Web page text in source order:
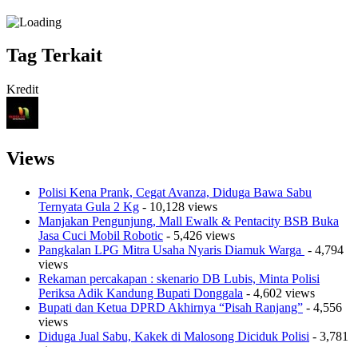
Tag Terkait
Kredit
Views
Polisi Kena Prank, Cegat Avanza, Diduga Bawa Sabu
Ternyata Gula 2 Kg - 10,128 views
Manjakan Pengunjung, Mall Ewalk & Pentacity BSB Buka
Jasa Cuci Mobil Robotic - 5,426 views
Pangkalan LPG Mitra Usaha Nyaris Diamuk Warga - 4,794
views
Rekaman percakapan : skenario DB Lubis, Minta Polisi
Periksa Adik Kandung Bupati Donggala - 4,602 views
Bupati dan Ketua DPRD Akhirnya “Pisah Ranjang” - 4,556
views
Diduga Jual Sabu, Kakek di Malosong Diciduk Polisi - 3,781